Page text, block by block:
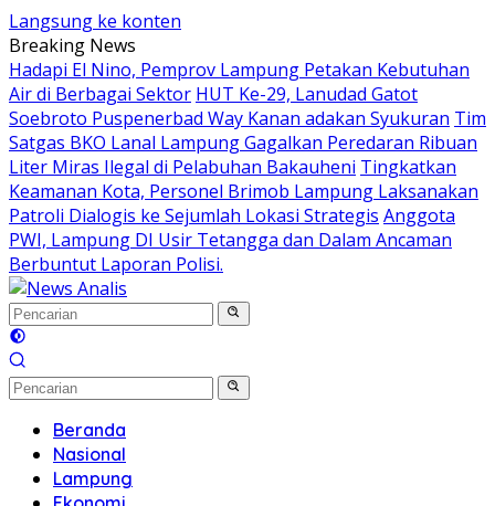
Langsung ke konten
Breaking News
Hadapi El Nino, Pemprov Lampung Petakan Kebutuhan
Air di Berbagai Sektor HUT Ke-29, Lanudad Gatot
Soebroto Puspenerbad Way Kanan adakan Syukuran Tim
Satgas BKO Lanal Lampung Gagalkan Peredaran Ribuan
Liter Miras Ilegal di Pelabuhan Bakauheni Tingkatkan
Keamanan Kota, Personel Brimob Lampung Laksanakan
Patroli Dialogis ke Sejumlah Lokasi Strategis Anggota
PWI, Lampung DI Usir Tetangga dan Dalam Ancaman
Berbuntut Laporan Polisi.
Beranda
Nasional
Lampung